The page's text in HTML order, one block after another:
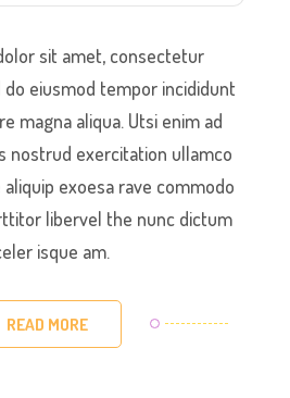
sit amet, consectetur
do eiusmod tempor incididunt
magna aliqua. Utsi enim ad
nostrud exercitation ullamco
exoesa rave commodo
libervel the nunc dictum
isque am.
READ MORE